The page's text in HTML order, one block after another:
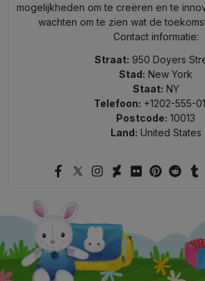
mogelijkheden om te creëren en te
wachten om te zien wat de
Contact informatie:
Straat: 950 Doyers
Stad: New York
Staat: NY
Telefoon: +1202-555-
Postcode: 10013
Land: United States